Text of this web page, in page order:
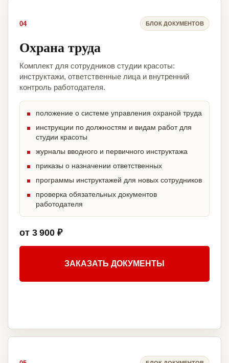
04 БЛОК ДОКУМЕНТОВ
Охрана труда
Комплект для сотрудников студии красоты:
инструктажи, ответственные лица и внутренний
контроль работодателя.
положение о системе управления охраной труда
инструкции по должностям и видам работ для
студии красоты
журналы вводного и первичного инструктажа
приказы о назначении ответственных
программы инструктажей для новых сотрудников
проверка обязательных документов
работодателя
от 3 900 ₽
ЗАКАЗАТЬ ДОКУМЕНТЫ